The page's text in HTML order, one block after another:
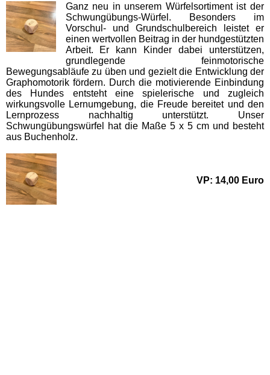
Ganz neu in unserem Würfelsortiment ist der
Schwungübungs-Würfel. Besonders im
Vorschul- und Grundschulbereich leistet er
einen wertvollen Beitrag in der hundgestützten
Arbeit. Er kann Kinder dabei unterstützen,
grundlegende feinmotorische
Bewegungsabläufe zu üben und gezielt die Entwicklung der
Graphomotorik fördern. Durch die motivierende Einbindung
des Hundes entsteht eine spielerische und zugleich
wirkungsvolle Lernumgebung, die Freude bereitet und den
Lernprozess nachhaltig unterstützt. Unser
Schwungübungswürfel hat die Maße 5 x 5 cm und besteht
aus Buchenholz.
VP: 14,00 Euro